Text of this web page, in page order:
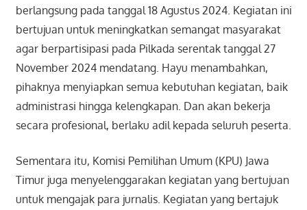
berlangsung pada tanggal 18 Agustus 2024. Kegiatan ini
bertujuan untuk meningkatkan semangat masyarakat
agar berpartisipasi pada Pilkada serentak tanggal 27
November 2024 mendatang. Hayu menambahkan,
pihaknya menyiapkan semua kebutuhan kegiatan, baik
administrasi hingga kelengkapan. Dan akan bekerja
secara profesional, berlaku adil kepada seluruh peserta.
Sementara itu, Komisi Pemilihan Umum (KPU) Jawa
Timur juga menyelenggarakan kegiatan yang bertujuan
untuk mengajak para jurnalis. Kegiatan yang bertajuk